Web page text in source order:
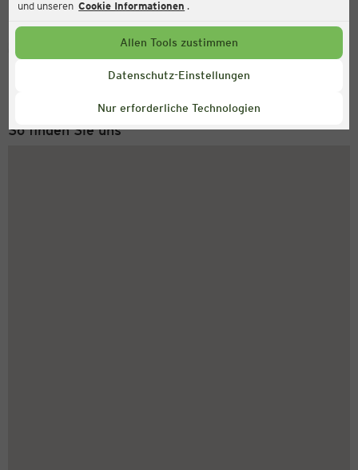
und unseren Cookie Informationen .
Allen Tools zustimmen
Datenschutz-Einstellungen
Nur erforderliche Technologien
Aktuell:
Service Hotline
+43 (0) 1 2675 502
So finden Sie uns